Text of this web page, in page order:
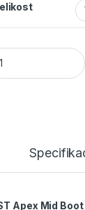
APEX
Apex Mid Boot